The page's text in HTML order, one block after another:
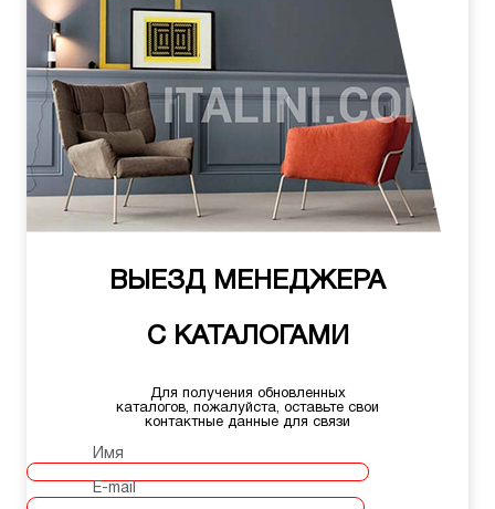
ВЫЕЗД МЕНЕДЖЕРА
С КАТАЛОГАМИ
Для получения обновленных
каталогов, пожалуйста, оставьте свои
контактные данные для связи
Имя
E-mail